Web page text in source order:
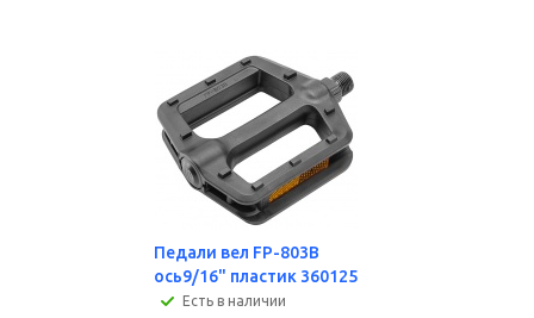
Педали вел FP-803B
ось9/16" пластик 360125
Есть в наличии